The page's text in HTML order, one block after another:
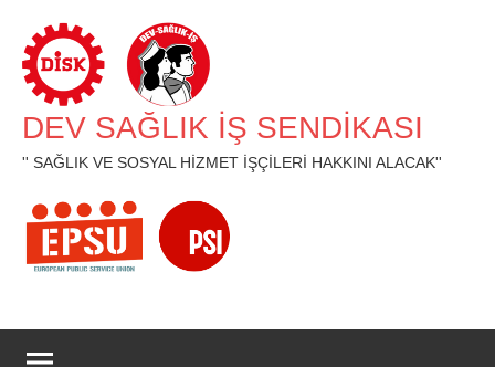
geç
DEV SAĞLIK İŞ SENDİKASI
'' SAĞLIK VE SOSYAL HİZMET İŞÇİLERİ HAKKINI ALACAK''